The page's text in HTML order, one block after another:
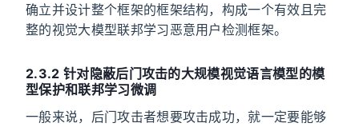
确立并设计整个框架的框架结构，构成一个有效且完
整的视觉大模型联邦学习恶意用户检测框架。
2.3.2 针对隐蔽后门攻击的大规模视觉语言模型的模
型保护和联邦学习微调
一般来说，后门攻击者想要攻击成功，就一定要能够